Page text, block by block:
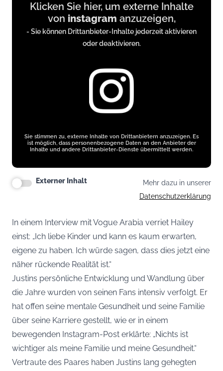
content
instagram.com
Klicken Sie hier, um externe Inhalte
von instagram anzuzeigen,
- Sie können Drittanbieter-Inhalte jederzeit aktivieren
oder deaktivieren.
Sie stimmen zu, externe Inhalte von Drittanbietern anzuzeigen. Es
ist möglich, dass personenbezogene Daten an den Anbieter der
Inhalte und andere Drittanbieter-Dienste übermittelt werden.
Externer Inhalt
Mehr dazu in unserer
Datenschutzerklärung
In einem Interview mit Vogue Arabia verriet Hailey
einst: „Ich liebe Kinder und kann es kaum erwarten,
eigene zu haben. Ich würde sagen, dass dies jetzt eine
näher rückende Realität ist.“
Justins persönliche Entwicklung und Wandlung über
die Jahre wurden von seinen Fans intensiv verfolgt. Er
hat offen seine mentale Gesundheit und seine Familie
über seine Karriere gestellt, wie er in einem
bewegenden Instagram-Post erklärte: „Nichts ist
wichtiger als meine Familie und meine Gesundheit.“
Vertraute des Paares haben Justins lang gehegten